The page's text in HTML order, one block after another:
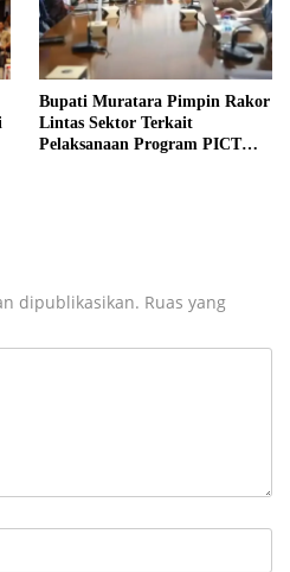
Bupati Muratara Pimpin Rakor
Lintas Sektor Terkait
Pelaksanaan Program PICT
dipublikasikan. Ruas yang